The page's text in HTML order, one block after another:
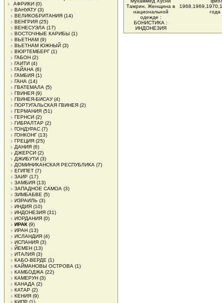
АФРИКИ (0)
ВАНУАТУ(3)
ВЕЛИКОБРИТАНИЯ (14)
ВЕНГРИЯ (25)
ВЕНЕСУЭЛА (17)
ВОСТОЧНЫЕ КАРИБЫ (1)
ВЬЕТНАМ (9)
ВЬЕТНАМ ЮЖНЫЙ (3)
ВЮРТЕМБЕРГ(1)
ГАБОН (2)
ГАИТИ (4)
ГАЙАНА (6)
ГАМБИЯ (1)
ГАНА (14)
ГВАТЕМАЛА (5)
ГВИНЕЯ (9)
ГВИНЕЯ-БИСАУ(4)
ПОРТУГАЛЬСКАЯ ГВИНЕЯ (2)
ГЕРМАНИЯ (51)
ГЕРНСИ (2)
ГИБРАЛТАР (2)
ГОНДУРАС (7)
ГОНКОНГ(13)
ГРЕЦИЯ (25)
ДАНИЯ (6)
ДЖЕРСИ (2)
ДЖИБУТИ (3)
ДОМИНИКАНСКАЯ РЕСПУБЛИКА (7)
ЕГИПЕТ (7)
ЗАИР (17)
ЗАМБИЯ (13)
ЗАПАДНОЕ САМОА (3)
ЗИМБАБВЕ (5)
ИЗРАИЛЬ (3)
ИНДИЯ (10)
ИНДОНЕЗИЯ (31)
ИОРДАНИЯ (0)
ИРАК (9)
ИРАН (13)
ИСЛАНДИЯ (4)
ИСПАНИЯ (3)
ЙЕМЕН (13)
ИТАЛИЯ (3)
КАБО-ВЕРДЕ (1)
КАЙМАНОВЫ ОСТРОВА (1)
КАМБОДЖА (22)
КАМЕРУН (3)
КАНАДА (2)
КАТАР (2)
КЕНИЯ (9)
КИПР (1)
Тамрин. Женщина в
национальной
одежде :
БОНИСТИКА :
ИНДОНЕЗИЯ